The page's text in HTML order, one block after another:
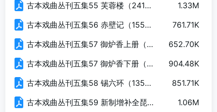
古本戏曲丛刊五集55 芙蓉楼（241页）.pdf
1.33M
古本戏曲丛刊五集56 赤壁记（155页）.pdf
761.71K
古本戏曲丛刊五集57 御炉香上册（151页）.pdf
652.70K
古本戏曲丛刊五集57 御炉香下册（152页）.pdf
904.48K
古本戏曲丛刊五集58 锡六环（135页）.pdf
851.71K
古本戏曲丛刊五集59 新制增补全琵琶重光记（227页）.pdf
1.06M